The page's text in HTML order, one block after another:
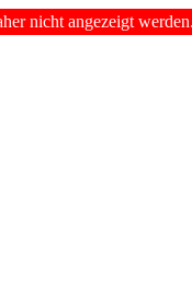
nicht angezeigt werden.